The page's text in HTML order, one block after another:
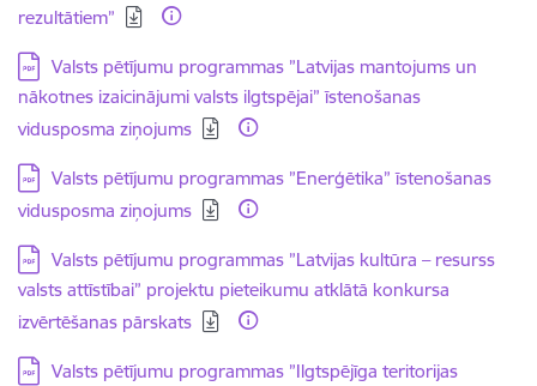
rezultātiem”
Lejupielādēt:
Valsts pētījumu programmas ”Latvijas mantojums un
nākotnes izaicinājumi valsts ilgtspējai” īstenošanas
vidusposma ziņojums
Lejupielādēt:
Valsts pētījumu programmas ”Enerģētika” īstenošanas
vidusposma ziņojums
Lejupielādēt:
Valsts pētījumu programmas ”Latvijas kultūra – resurss
valsts attīstībai” projektu pieteikumu atklātā konkursa
izvērtēšanas pārskats
Lejupielādēt:
Valsts pētījumu programmas ”Ilgtspējīga teritorijas